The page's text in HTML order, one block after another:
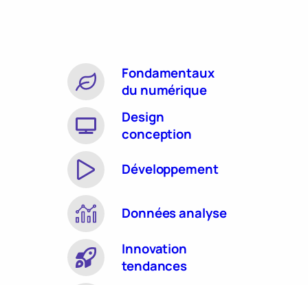
Fondamentaux
du numérique
Design
conception
Développement
Données analyse
Innovation
tendances